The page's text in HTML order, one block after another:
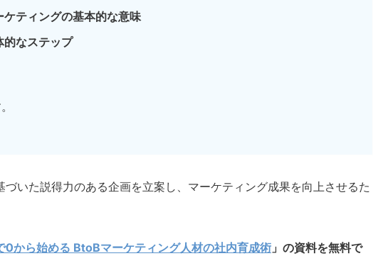
ティングの基本的な意味
的なステップ
づいた説得力のある企画を立案し、マーケティング成果を向上させるた
0から始める BtoBマーケティング人材の社内育成術 」の資料を無料で